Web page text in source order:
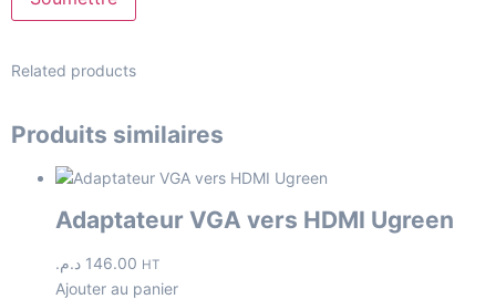
Related products
Produits similaires
Adaptateur VGA vers HDMI Ugreen
146.00 د.م. HT
Ajouter au panier